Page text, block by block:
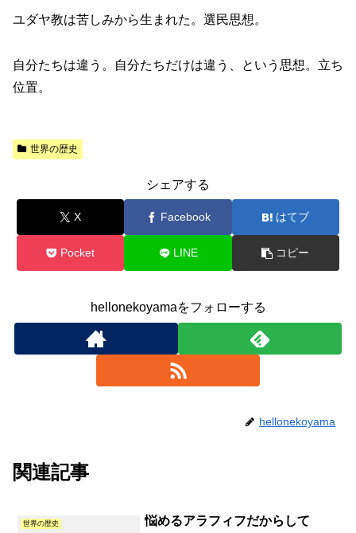
ユダヤ教は苦しみから生まれた。選民思想。
自分たちは違う。自分たちだけは違う、という思想。立ち
位置。
世界の歴史
シェアする
X Facebook はてブ
Pocket LINE コピー
hellonekoyamaをフォローする
hellonekoyama
関連記事
世界の歴史 悩めるアラフィフだからして